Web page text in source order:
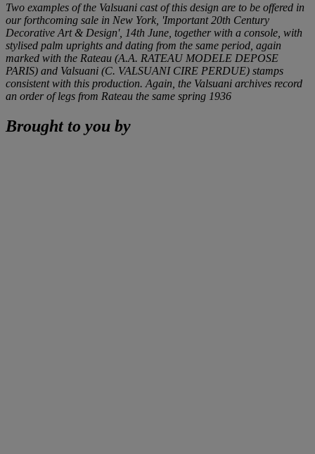
Two examples of the Valsuani cast of this design are to be offered in
our forthcoming sale in New York, 'Important 20th Century
Decorative Art & Design', 14th June, together with a console, with
stylised palm uprights and dating from the same period, again
marked with the Rateau (A.A. RATEAU MODELE DEPOSE
PARIS) and Valsuani (C. VALSUANI CIRE PERDUE) stamps
consistent with this production. Again, the Valsuani archives record
an order of legs from Rateau the same spring 1936
Brought to you by